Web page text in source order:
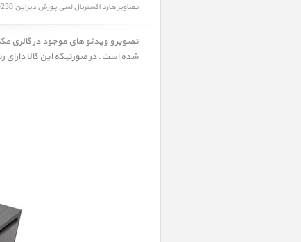
تصاویر هارد اکسترنال لسی پورش دیزاین P9230
تصویر و ویدئو های موجود در گالری
شده است. در صورتیکه این کالا